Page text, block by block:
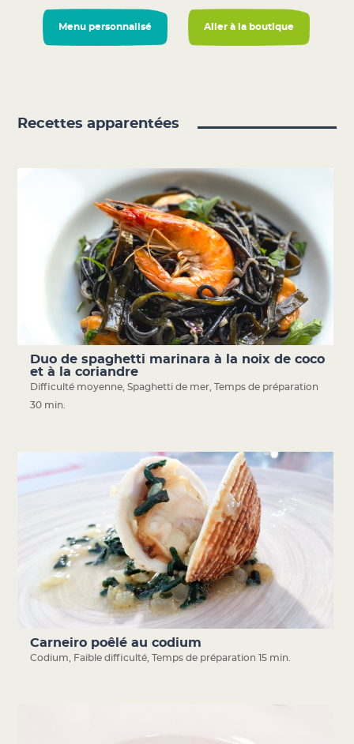
Menu personnalisé Aller à la boutique
Recettes apparentées
Duo de spaghetti marinara à la noix de coco
et à la coriandre
Difficulté moyenne ,Spaghetti de mer
Temps de préparation
30 min.
Carneiro poêlé au codium
Codium Faible difficulté Temps de préparation 15 min.